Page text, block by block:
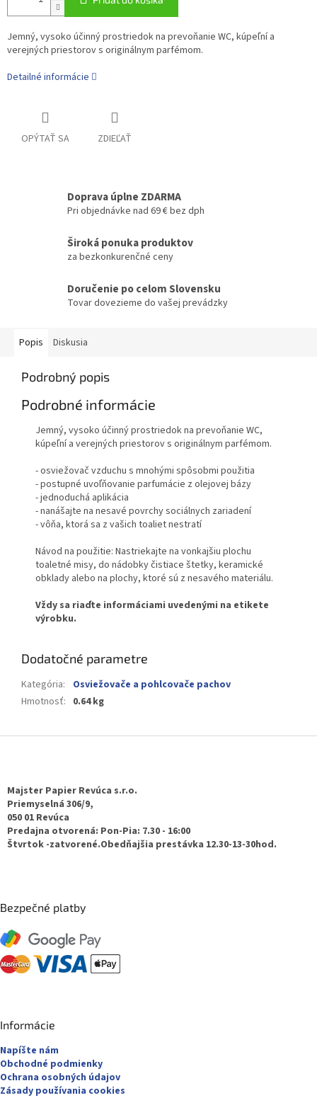
Jemný, vysoko účinný prostriedok na prevoňanie WC, kúpeľní a
verejných priestorov s originálnym parfémom.
Detailné informácie
OPÝTAŤ SA ZDIEĽAŤ
Doprava úplne ZDARMA
Pri objednávke nad 69 € bez dph
Široká ponuka produktov
za bezkonkurenčné ceny
Doručenie po celom Slovensku
Tovar dovezieme do vašej prevádzky
Popis Diskusia
Podrobný popis
Podrobné informácie
Jemný, vysoko účinný prostriedok na prevoňanie WC,
kúpeľní a verejných priestorov s originálnym parfémom.
- osviežovač vzduchu s mnohými spôsobmi použitia
- postupné uvoľňovanie parfumácie z olejovej bázy
- jednoduchá aplikácia
- nanášajte na nesavé povrchy sociálnych zariadení
- vôňa, ktorá sa z vašich toaliet nestratí
Návod na použitie: Nastriekajte na vonkajšiu plochu
toaletné misy, do nádobky čistiace štetky, keramické
obklady alebo na plochy, ktoré sú z nesavého materiálu.
Vždy sa riaďte informáciami uvedenými na etikete
výrobku.
Dodatočné parametre
Kategória:
Osviežovače a pohlcovače pachov
Hmotnosť: 0.64 kg
Majster Papier Revúca s.r.o.
Priemyselná 306/9,
050 01 Revúca
Predajna otvorená: Pon-Pia: 7.30 - 16:00
Štvrtok -zatvorené.Obedňajšia prestávka 12.30-13-30hod.
Bezpečné platby
Informácie
Napíšte nám
Obchodné podmienky
Ochrana osobných údajov
Zásady používania cookies